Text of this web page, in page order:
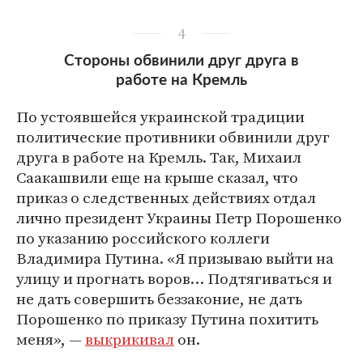
4
Стороны обвинили друг друга в
работе на Кремль
По устоявшейся украинской традиции
политические противники обвинили друг
друга в работе на Кремль. Так, Михаил
Саакашвили еще на крыше сказал, что
приказ о следственных действиях отдал
лично президент Украины Петр Порошенко
по указанию российского коллеги
Владимира Путина. «Я призываю выйти на
улицу и прогнать воров… Подтягиваться и
не дать совершить беззаконие, не дать
Порошенко по приказу Путина похитить
меня», —выкрикивалон.